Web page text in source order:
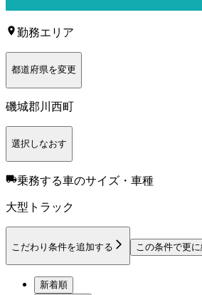
勤務エリア
都道府県を変更
磯城郡川西町
選択しなおす
乗務する車のサイズ・車種
大型トラック
こだわり条件を追加する この条件で更
新着順